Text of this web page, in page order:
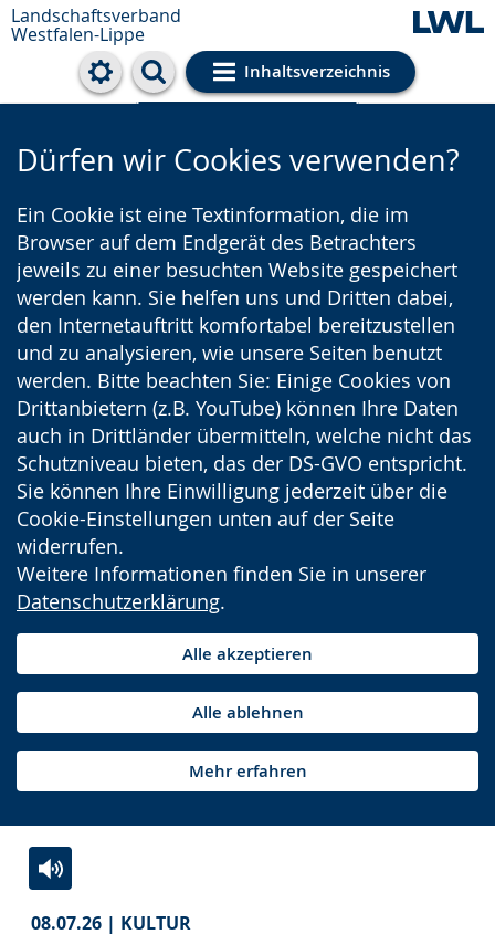
Landschaftsverband
Westfalen-Lippe
Inhaltsverzeichnis
Cookie-Einstellungen
Dürfen wir Cookies verwenden?
Ein Cookie ist eine Textinformation, die im
Browser auf dem Endgerät des Betrachters
jeweils zu einer besuchten Website gespeichert
werden kann. Sie helfen uns und Dritten dabei,
den Internetauftritt komfortabel bereitzustellen
und zu analysieren, wie unsere Seiten benutzt
werden. Bitte beachten Sie: Einige Cookies von
Drittanbietern (z.B. YouTube) können Ihre Daten
auch in Drittländer übermitteln, welche nicht das
Schutzniveau bieten, das der DS-GVO entspricht.
Sie können Ihre Einwilligung jederzeit über die
Cookie-Einstellungen unten auf der Seite
widerrufen.
Weitere Informationen finden Sie in unserer
Datenschutzerklärung.
Alle akzeptieren
Alle ablehnen
Mehr erfahren
08.07.26 | KULTUR